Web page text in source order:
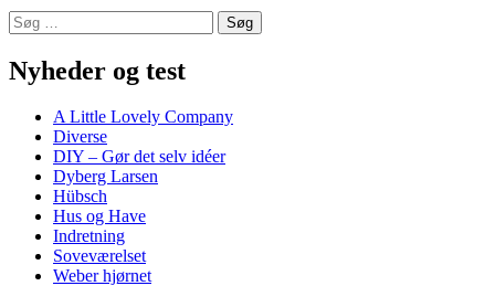
Søg
efter:
Nyheder og test
A Little Lovely Company
Diverse
DIY – Gør det selv idéer
Dyberg Larsen
Hübsch
Hus og Have
Indretning
Soveværelset
Weber hjørnet